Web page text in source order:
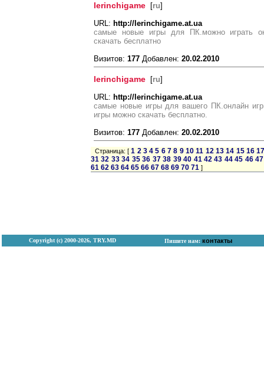
lerinchigame [ru]
URL: http://lerinchigame.at.ua
самые новые игры для ПК.можно играть
скачать бесплатно
Визитов: 177 Добавлен: 20.02.2010
lerinchigame [ru]
URL: http://lerinchigame.at.ua
самые новые игры для вашего ПК.онлайн
игры можно скачать бесплатно.
Визитов: 177 Добавлен: 20.02.2010
Страница: [1 2 3 4 5 6 7 8 9 10 11 12 13 14 15 16
31 32 33 34 35 36 37 38 39 40 41 42 43 44 45 46 47
61 62 63 64 65 66 67 68 69 70 71 ]
Copyright (с) 2000-2026, TRY.MD Пишите нам: контакты